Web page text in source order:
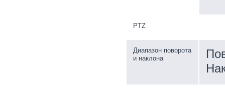
PTZ
Диапазон поворота
и наклона